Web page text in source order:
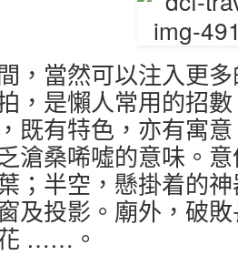
，當然可以注入更
，是懶人常用的招
既有特色，亦有寓
滄桑唏噓的意味。
；半空，懸掛着的
及投影。廟外，破
……。